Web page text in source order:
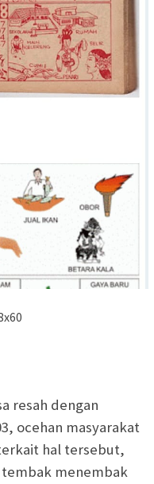
resah dengan
ocehan masyarakat
hal tersebut,
menembak